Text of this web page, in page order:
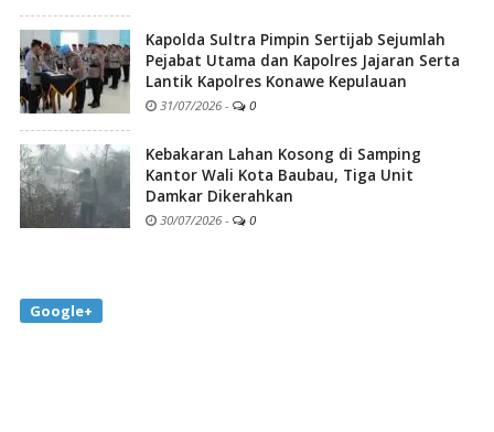
Kapolda Sultra Pimpin Sertijab Sejumlah
Pejabat Utama dan Kapolres Jajaran Serta
Lantik Kapolres Konawe Kepulauan
31/07/2026 - 0
Kebakaran Lahan Kosong di Samping
Kantor Wali Kota Baubau, Tiga Unit
Damkar Dikerahkan
30/07/2026 - 0
Google+